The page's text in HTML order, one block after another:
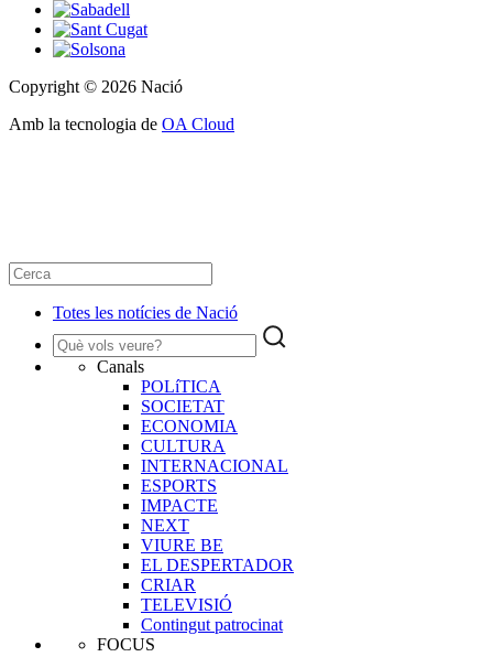
Copyright © 2026 Nació
Amb la tecnologia de OA Cloud
Totes les notícies de Nació
Canals
POLíTICA
SOCIETAT
ECONOMIA
CULTURA
INTERNACIONAL
ESPORTS
IMPACTE
NEXT
VIURE BE
EL DESPERTADOR
CRIAR
TELEVISIÓ
Contingut patrocinat
FOCUS